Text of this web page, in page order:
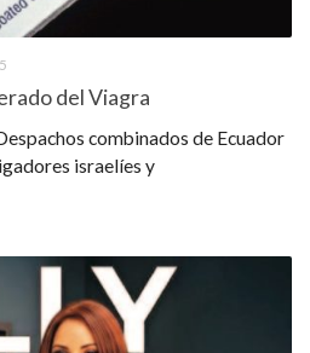
del Viagra
combinados de Ecuador
israelíes y